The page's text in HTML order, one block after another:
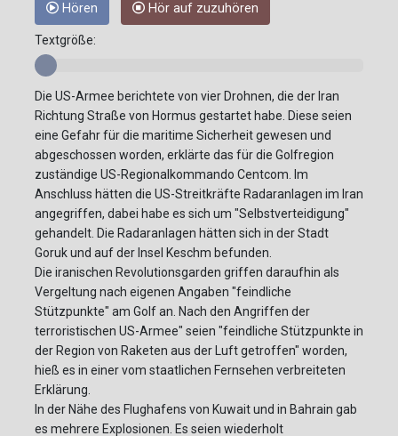
Hören Hör auf zuzuhören
Textgröße:
Die US-Armee berichtete von vier Drohnen, die der Iran
Richtung Straße von Hormus gestartet habe. Diese seien
eine Gefahr für die maritime Sicherheit gewesen und
abgeschossen worden, erklärte das für die Golfregion
zuständige US-Regionalkommando Centcom. Im
Anschluss hätten die US-Streitkräfte Radaranlagen im Iran
angegriffen, dabei habe es sich um "Selbstverteidigung"
gehandelt. Die Radaranlagen hätten sich in der Stadt
Goruk und auf der Insel Keschm befunden.
Die iranischen Revolutionsgarden griffen daraufhin als
Vergeltung nach eigenen Angaben "feindliche
Stützpunkte" am Golf an. Nach den Angriffen der
terroristischen US-Armee" seien "feindliche Stützpunkte in
der Region von Raketen aus der Luft getroffen" worden,
hieß es in einer vom staatlichen Fernsehen verbreiteten
Erklärung.
In der Nähe des Flughafens von Kuwait und in Bahrain gab
es mehrere Explosionen. Es seien wiederholt